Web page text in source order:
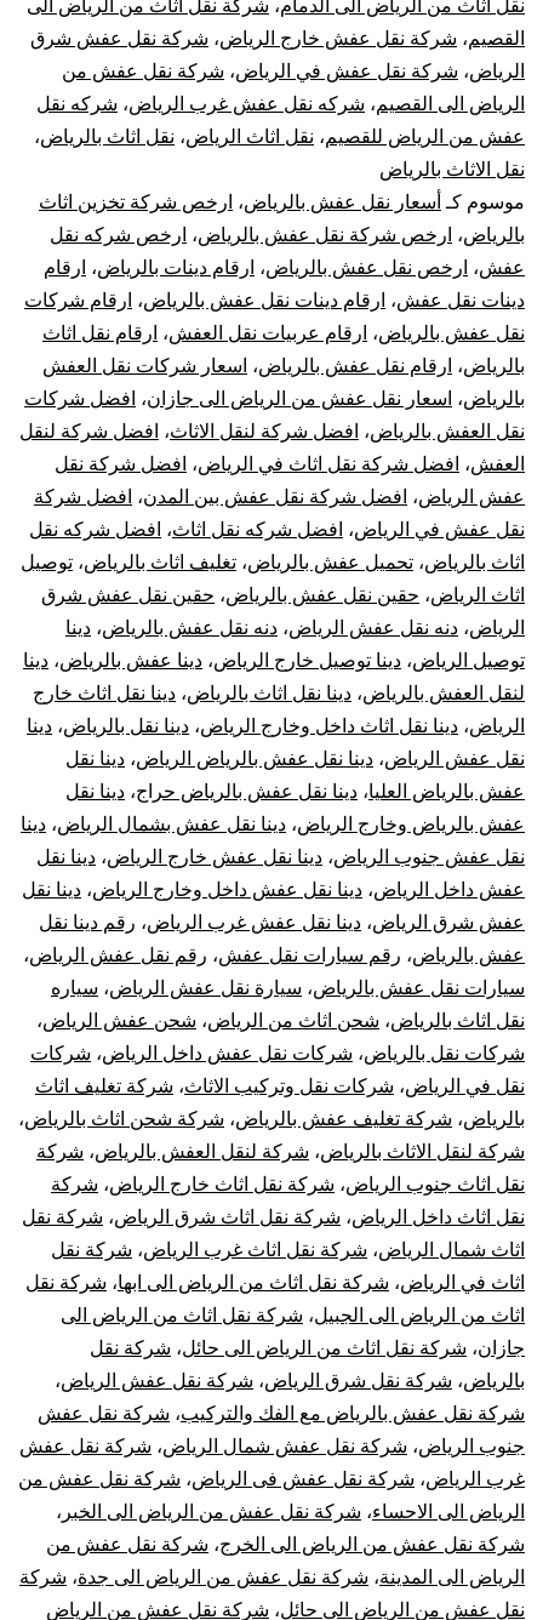
تركيب
تغليف
ضمان
نقل اثاث من الرياض الى الدمام، شركة نقل اثاث من الرياض الى
القصيم، شركة نقل عفش خارج الرياض، شركة نقل عفش شرق
الرياض، شركة نقل عفش في الرياض، شركة نقل عفش من
الرياض الى القصيم، شركه نقل عفش غرب الرياض، شركه نقل
عفش من الرياض للقصيم، نقل اثاث الرياض، نقل اثاث بالرياض،
نقل الاثاث بالرياض
موسوم كـ أسعار نقل عفش بالرياض، ارخص شركة تخزين اثاث
بالرياض، ارخص شركة نقل عفش بالرياض، ارخص شركه نقل
عفش، ارخص نقل عفش بالرياض، ارقام دينات بالرياض، ارقام
دينات نقل عفش، ارقام دينات نقل عفش بالرياض، ارقام شركات
نقل عفش بالرياض، ارقام عربيات نقل العفش، ارقام نقل اثاث
بالرياض، ارقام نقل عفش بالرياض، اسعار شركات نقل العفش
بالرياض، اسعار نقل عفش من الرياض الى جازان، افضل شركات
نقل العفش بالرياض، افضل شركة لنقل الاثاث، افضل شركة لنقل
العفش، افضل شركة نقل اثاث في الرياض، افضل شركة نقل
عفش الرياض، افضل شركة نقل عفش بين المدن، افضل شركة
نقل عفش في الرياض، افضل شركه نقل اثاث، افضل شركه نقل
اثاث بالرياض، تحميل عفش بالرياض، تغليف اثاث بالرياض، توصيل
اثاث الرياض، حقين نقل عفش بالرياض، حقين نقل عفش شرق
الرياض، دنه نقل عفش الرياض، دنه نقل عفش بالرياض، دينا
توصيل الرياض، دينا توصيل خارج الرياض، دينا عفش بالرياض، دينا
لنقل العفش بالرياض، دينا نقل اثاث بالرياض، دينا نقل اثاث خارج
الرياض، دينا نقل اثاث داخل وخارج الرياض، دينا نقل بالرياض، دينا
نقل عفش الرياض، دينا نقل عفش بالرياض الرياض، دينا نقل
عفش بالرياض العليا، دينا نقل عفش بالرياض حراج، دينا نقل
عفش بالرياض وخارج الرياض، دينا نقل عفش بشمال الرياض، دينا
نقل عفش جنوب الرياض، دينا نقل عفش خارج الرياض، دينا نقل
عفش داخل الرياض، دينا نقل عفش داخل وخارج الرياض، دينا نقل
عفش شرق الرياض، دينا نقل عفش غرب الرياض، رقم دينا نقل
عفش بالرياض، رقم سيارات نقل عفش، رقم نقل عفش الرياض،
سيارات نقل عفش بالرياض، سيارة نقل عفش الرياض، سياره
نقل اثاث بالرياض، شحن اثاث من الرياض، شحن عفش الرياض،
شركات نقل بالرياض، شركات نقل عفش داخل الرياض، شركات
نقل في الرياض، شركات نقل وتركيب الاثاث، شركة تغليف اثاث
بالرياض، شركة تغليف عفش بالرياض، شركة شحن اثاث بالرياض،
شركة لنقل الاثاث بالرياض، شركة لنقل العفش بالرياض، شركة
نقل اثاث جنوب الرياض، شركة نقل اثاث خارج الرياض، شركة
نقل اثاث داخل الرياض، شركة نقل اثاث شرق الرياض، شركة نقل
اثاث شمال الرياض، شركة نقل اثاث غرب الرياض، شركة نقل
اثاث في الرياض، شركة نقل اثاث من الرياض الى ابها، شركة نقل
اثاث من الرياض الى الجبيل، شركة نقل اثاث من الرياض الى
جازان، شركة نقل اثاث من الرياض الى حائل، شركة نقل
بالرياض، شركة نقل شرق الرياض، شركة نقل عفش الرياض،
شركة نقل عفش بالرياض مع الفك والتركيب، شركة نقل عفش
جنوب الرياض، شركة نقل عفش شمال الرياض، شركة نقل عفش
غرب الرياض، شركة نقل عفش فى الرياض، شركة نقل عفش من
الرياض الى الاحساء، شركة نقل عفش من الرياض الى الخبر ،
شركة نقل عفش من الرياض الى الخرج، شركة نقل عفش من
الرياض الى المدينة، شركة نقل عفش من الرياض الى جدة، شركة
نقل عفش من الرياض الى حائل، شركة نقل عفش من الرياض